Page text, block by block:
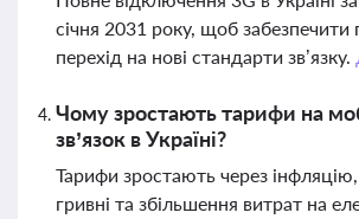
січня 2031 року, щоб забезпечити
перехід на нові стандарти зв’язку.
Чому зростають тарифи на
зв’язок в Україні?
Тарифи зростають через
гривні та збільшення витрат на